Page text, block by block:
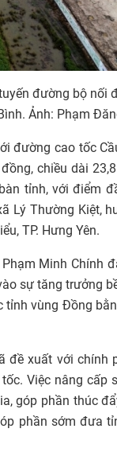
đường bộ nối
Ảnh: Phạm
đường cao tốc
chiều dài
tỉnh, với điểm
Thường Kiệt,
TP. Hưng Yên.
Minh Chính
sự tăng trưởng
vùng Đồng
xuất với chính
Việc nâng cấp
góp phần thúc
phần sớm đưa